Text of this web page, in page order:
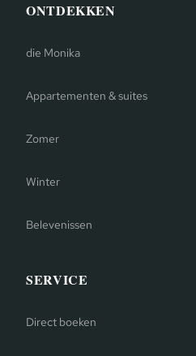
ONTDEKKEN
die Monika
Appartementen & suites
Zomer
Winter
Belevenissen
SERVICE
Direct boeken